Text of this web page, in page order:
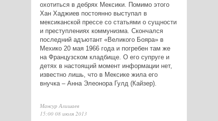
охотиться в дебрях Мексики. Помимо этого
Хан Хаджиев постоянно выступал в
мексиканской прессе со статьями о сущности
и преступлениях коммунизма. Скончался
последний адъютант «Великого Бояра» в
Мехико 20 мая 1966 года и погребен там же
на Французском кладбище. О его супруге и
детях в настоящий момент информации нет,
известно лишь, что в Мексике жила его
внучка – Анна Элеонора Гулд (Кайзер).
Мансур Алишаев
15:00 08 июля 2013